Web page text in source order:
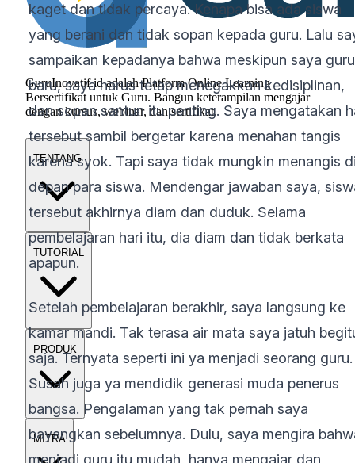
kaget dan tidak percaya. Kenapa bisa ada siswa
yang berani dan tidak sopan kepada guru. Lalu
sampaikan kepadanya bahwa meskipun saya guru
baru, saya harus tetap menegakkan kedisiplinan,
dan sopan santun itu penting. Saya mengatakan
tersebut sambil bergetar karena menahan tangis
karena syok. Tapi saya tidak mungkin menangis
depan para siswa. Mendengar jawaban saya,
tersebut akhirnya diam dan duduk. Selama
pembelajaran hari itu, dia diam dan tidak berkata
apapun.
Setelah pembelajaran berakhir, saya langsung ke
kamar mandi. Tak terasa air mata saya jatuh
saja. Ternyata seperti ini ya menjadi seorang guru.
Susah juga ya mendidik generasi muda penerus
bangsa. Pengalaman yang tak pernah saya
bayangkan sebelumnya. Dulu, saya mengira
menjadi guru itu mudah, hanya mengajar dan
GuruInovatif.id adalah Platform Online Learning
Bersertifikat untuk Guru. Bangun keterampilan mengajar
dengan kursus, webinar, dan sertifikat.
TENTANG
TUTORIAL
PRODUK
MITRA